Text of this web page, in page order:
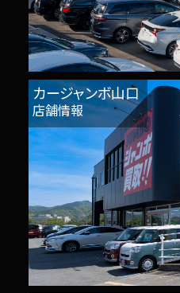
カージャンボ山口
店舗情報